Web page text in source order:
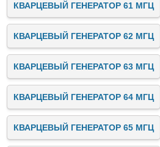
КВАРЦЕВЫЙ ГЕНЕРАТОР 61 МГЦ
КВАРЦЕВЫЙ ГЕНЕРАТОР 62 МГЦ
КВАРЦЕВЫЙ ГЕНЕРАТОР 63 МГЦ
КВАРЦЕВЫЙ ГЕНЕРАТОР 64 МГЦ
КВАРЦЕВЫЙ ГЕНЕРАТОР 65 МГЦ